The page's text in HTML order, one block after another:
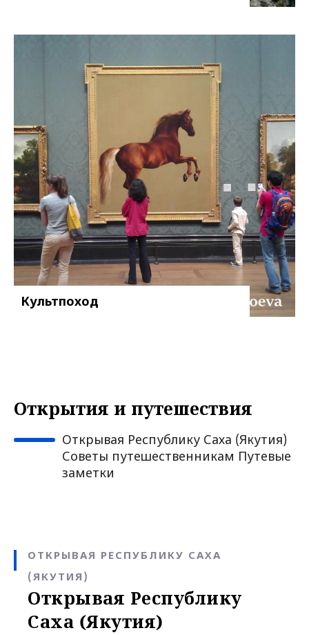
Культпоход
Открытия и путешествия
Открывая Республику Саха (Якутия)
Советы путешественникам Путевые
заметки
ОТКРЫВАЯ РЕСПУБЛИКУ САХА
(ЯКУТИЯ)
Открывая Республику
Саха (Якутия)